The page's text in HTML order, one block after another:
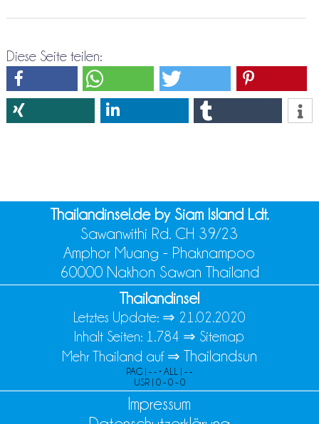
Diese Seite teilen:
Thailandinsel.de by Siam Island Ldt.
Sawanwithi Rd. CH 39/23
Amphor Muang - Phaknampoo
60000 Nakhon Sawan Thailand
Thailandinsel
Letztes Update: ⇒ 21.02.2020
Inhalt Seiten: 1.784 ⇒ Sitemap
Mehr Thailand auf ⇒ Thailandsun
PAG | - - • ALL | - -
USR | 0 - 0 - 0
Impressum